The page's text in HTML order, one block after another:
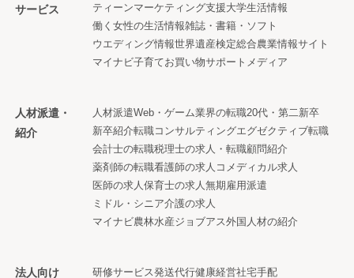
サービス
ティーンマーケティング支援大学生活情報
働く女性の生活情報雑誌・書籍・ソフト
ウエディング情報世界遺産検定総合農業情報サイト
マイナビ子育てお買い物サポートメディア
人材派遣・
紹介
人材派遣Web・ゲーム業界の転職20代・第二新卒
新卒紹介転職コンサルティングエグゼクティブ転職
会計士の転職税理士の求人・転職顧問紹介
薬剤師の転職看護師の求人 コメディカル求人
医師の求人 保育士の求人 無期雇用派遣
ミドル・シニア介護の求人
マイナビ農林水産ジョブアス外国人材の紹介
法人向け 研修サービス発送代行健康経営社宅手配